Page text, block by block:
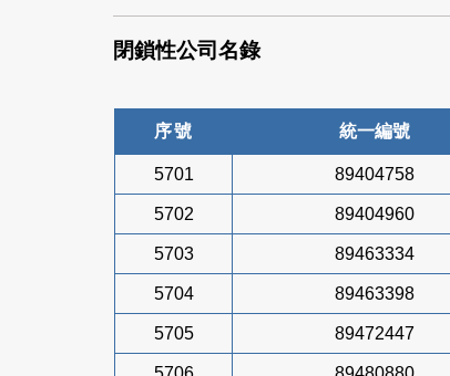
閉鎖性公司名錄
序號 統一編號
5701 89404758
5702 89404960
5703 89463334
5704 89463398
5705 89472447